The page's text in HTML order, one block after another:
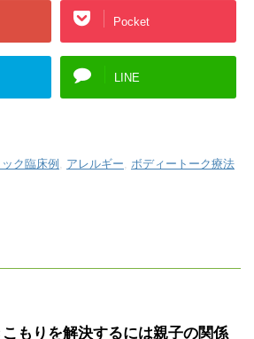
Pocket
LINE
ク臨床例 , アレルギー, ボディートーク療法
こもりを解決するには親子の関係